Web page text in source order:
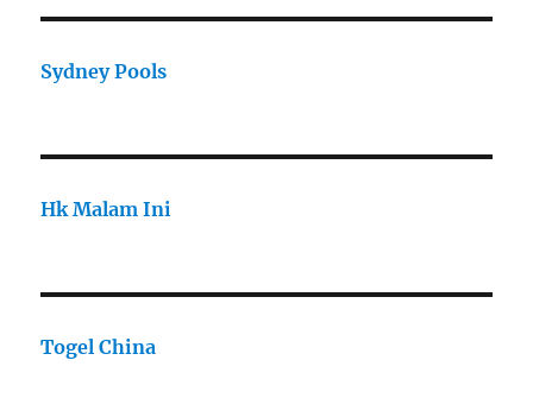
Sydney Pools
Hk Malam Ini
Togel China